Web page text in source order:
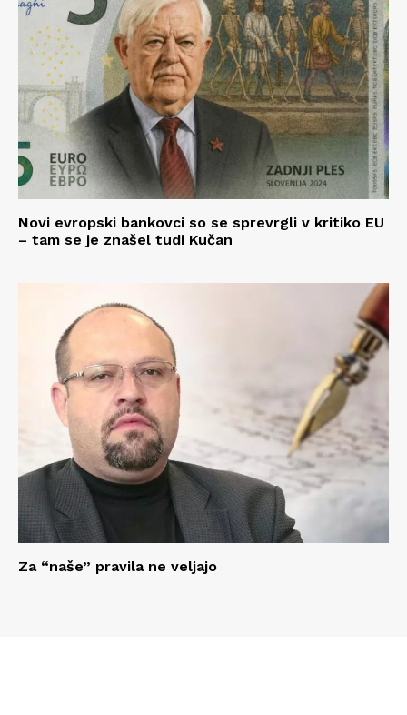
Novi evropski bankovci so se sprevrgli v kritiko EU
– tam se je znašel tudi Kučan
Za “naše” pravila ne veljajo